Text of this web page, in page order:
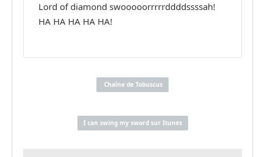
Lord of diamond swooooorrrrrddddssssah!
HA HA HA HA HA!
Chaîne de Tobuscus
I can swing my sword sur Itunes